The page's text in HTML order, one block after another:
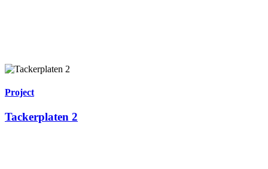
Project
Tackerplaten 2